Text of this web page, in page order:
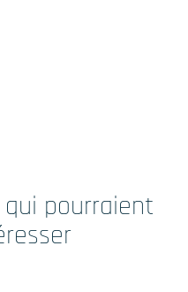
qui pourraient